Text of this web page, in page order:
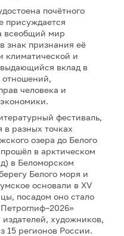
почётного
присуждается
всеобщий мир
знак признания её
климатической и
вклад в
человека и
фестиваль,
в разных точках
озера до Белого
в арктическом
в Беломорском
Белого моря и
основали в XV
посадом оно стало
художников,
15 регионов России.